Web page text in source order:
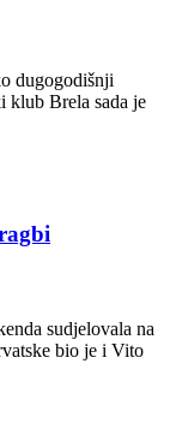
dugogodišnji
klub Brela sada je
sudjelovala na
bio je i Vito